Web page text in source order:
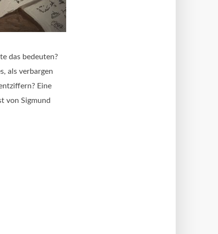
das bedeuten?
als verbargen
Eine
von Sigmund